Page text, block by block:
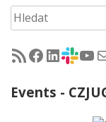
Hledat
RSS - články na jug.cz
Facebook skupina Czech Java User Group
LinkedIn skupina Czech Java User Group
CZJUG Slack
CZJUG
Events -